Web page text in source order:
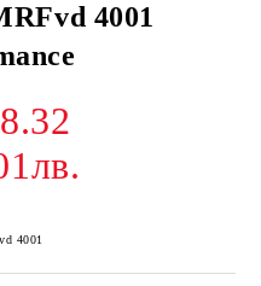
4001
4001